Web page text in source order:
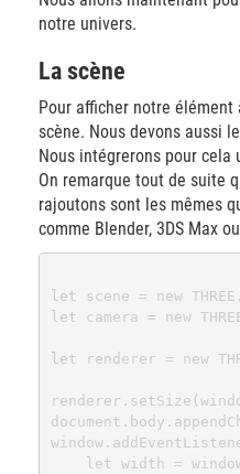
notre univers.
La scène
Pour afficher notre
scène. Nous devons aussi
Nous intégrerons pour cela
On remarque tout de suite
rajoutons sont les mêmes
comme Blender, 3DS Max
let scene = new
let camera = new
let renderer = new
let width =